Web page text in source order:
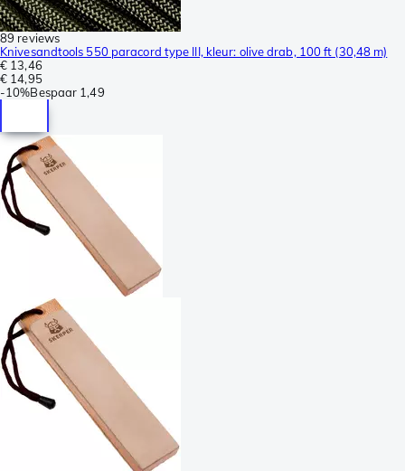
89 reviews
Knivesandtools 550 paracord type III, kleur: olive drab, 100 ft (30,48 m)
€ 13,46
€ 14,95
-10%Bespaar 1,49